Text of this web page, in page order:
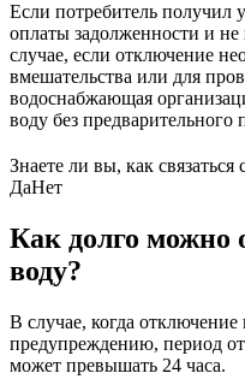
Если потребитель получил
оплаты задолженности и
случае, если отключение
вмешательства или для
водоснабжающая
воду без предварительного
Знаете ли вы, как связаться
ДаНет
Как долго можно
воду?
В случае, когда
предупреждению, период
может превышать 24 часа.